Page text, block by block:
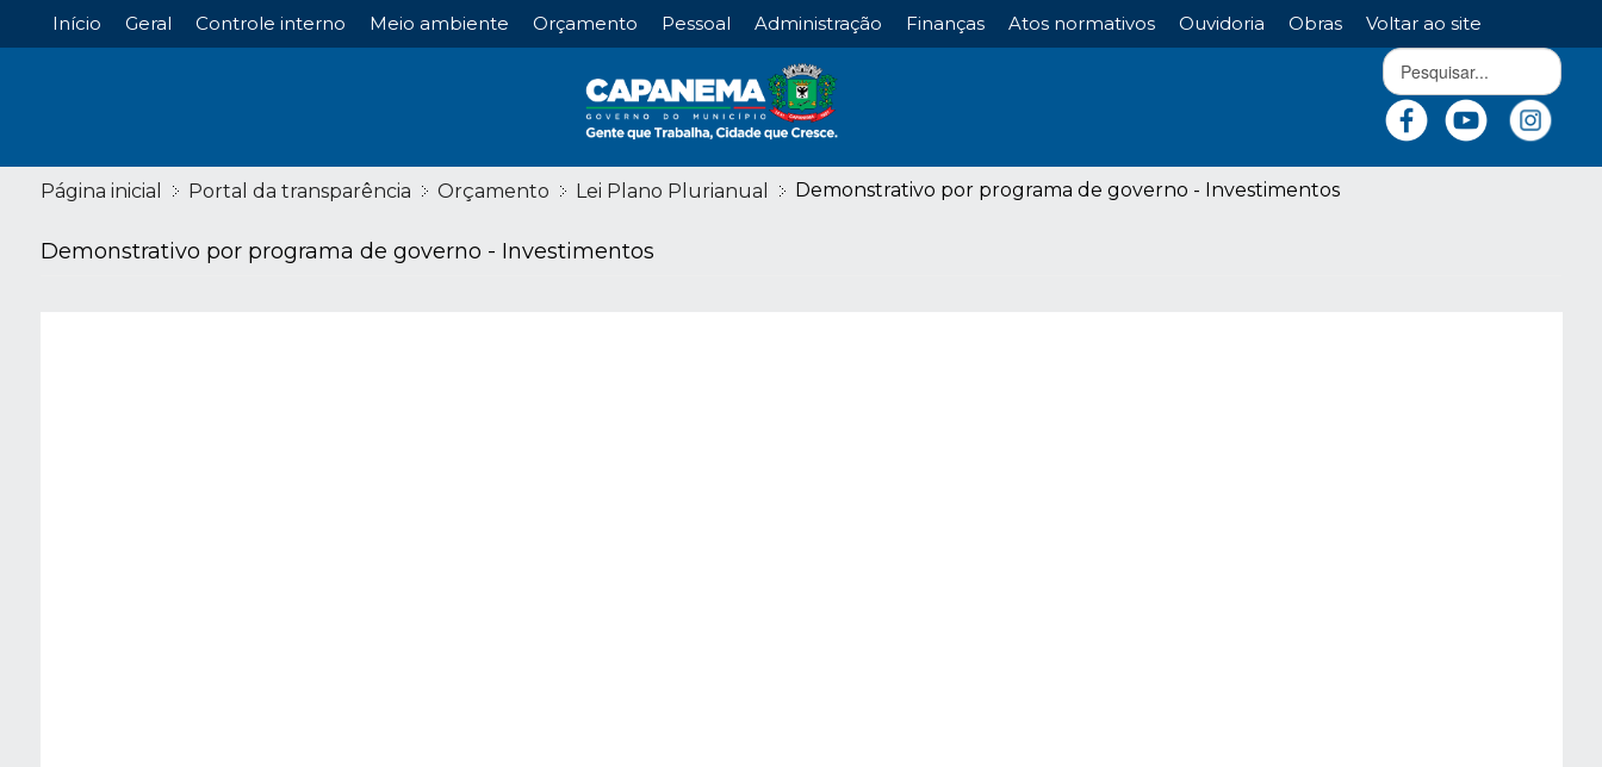
Início Geral Controle interno Meio ambiente Orçamento Pessoal Administração Finanças Atos normativos Ouvidoria Obras Voltar ao site
Página inicial Portal da transparência Orçamento Lei Plano Plurianual Demonstrativo por programa de governo - Investimentos
Demonstrativo por programa de governo - Investimentos